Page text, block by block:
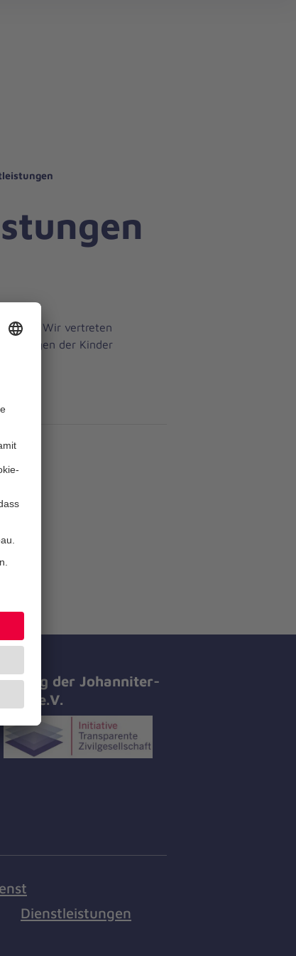
Wir vertreten
der Kinder
der Johanniter-
Hilfe e.V.
Dienstleistungen